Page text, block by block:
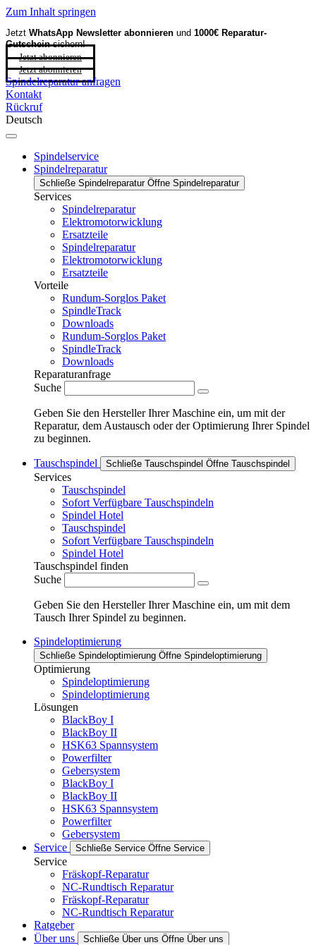
Zum Inhalt springen
Jetzt WhatsApp Newsletter abonnieren und 1000€ Reparatur-
Gutscheinsichern!
Jetzt abonnieren
Jetzt abonnieren
Spindelreparatur anfragen
Kontakt
Rückruf
Deutsch
Spindelservice
Spindelreparatur
Schließe Spindelreparatur Öffne Spindelreparatur
Services
Spindelreparatur
Elektromotorwicklung
Ersatzteile
Spindelreparatur
Elektromotorwicklung
Ersatzteile
Vorteile
Rundum-Sorglos Paket
SpindleTrack
Downloads
Rundum-Sorglos Paket
SpindleTrack
Downloads
Reparaturanfrage
Suche
Geben Sie den Hersteller Ihrer Maschine ein, um mit der
Reparatur, dem Austausch oder der Optimierung Ihrer Spindel
zu beginnen.
Tauschspindel Schließe Tauschspindel Öffne Tauschspindel
Services
Tauschspindel
Sofort Verfügbare Tauschspindeln
Spindel Hotel
Tauschspindel
Sofort Verfügbare Tauschspindeln
Spindel Hotel
Tauschspindel finden
Suche
Geben Sie den Hersteller Ihrer Maschine ein, um mit dem
Tausch Ihrer Spindel zu beginnen.
Spindeloptimierung
Schließe Spindeloptimierung Öffne Spindeloptimierung
Optimierung
Spindeloptimierung
Spindeloptimierung
Lösungen
BlackBoy I
BlackBoy II
HSK63 Spannsystem
Powerfilter
Gebersystem
BlackBoy I
BlackBoy II
HSK63 Spannsystem
Powerfilter
Gebersystem
Service
Schließe Service Öffne Service
Service
Fräskopf-Reparatur
NC-Rundtisch Reparatur
Fräskopf-Reparatur
NC-Rundtisch Reparatur
Ratgeber
Über uns
Schließe Über uns Öffne Über uns